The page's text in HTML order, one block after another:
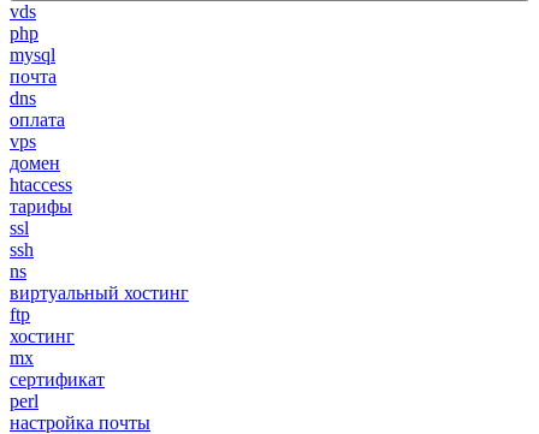
vds
php
mysql
почта
dns
оплата
vps
домен
htaccess
тарифы
ssl
ssh
ns
виртуальный хостинг
ftp
хостинг
mx
сертификат
perl
настройка почты